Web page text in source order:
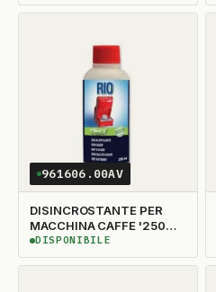
961606.00AV
DISINCROSTANTE PER
MACCHINA CAFFE '250ML
RIO
DISPONIBILE
DISPONIBILE